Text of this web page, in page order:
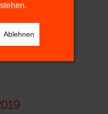
Ablehnen